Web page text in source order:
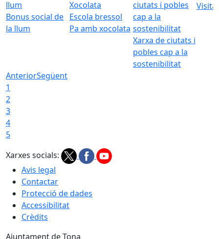
Bonus social de
la llum
Escola bressol
Pa amb xocolata
Xarxa de ciutats i
pobles cap a la
sostenibilitat
Visita
AnteriorSegüent
1
2
3
4
5
Xarxes socials:
Avis legal
Contactar
Protecció de dades
Accessibilitat
Crèdits
Ajuntament de Tona